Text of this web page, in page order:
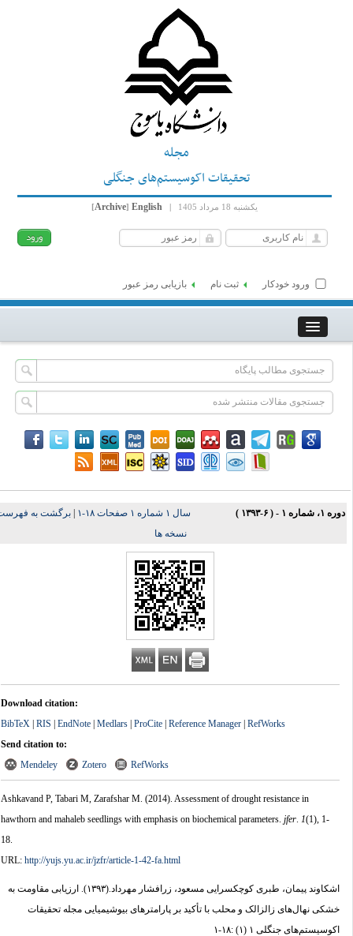
مجله
تحقیقات اکوسیستم‌های جنگلی
یکشنبه 18 مرداد 1405 |
English
[Archive]
ورود خودکار ثبت نام بازیابی رمز عبور
۱، شماره ۱ - ( ۶-۱۳۹۳ ) سال ۱ شماره ۱ صفحات ۱۸-۱ |برگشت به فهرست
نسخه ها
Download citation:
BibTeX|RIS|EndNote|Medlars|ProCite|Reference Manager|RefWorks
Send citation to:
Mendeley
Zotero RefWorks
Ashkavand P, Tabari M, Zarafshar M.(2014).Assessment of drought resistance in
hawthorn and mahaleb seedlings with emphasis on biochemical parameters.jfer.1(1), 1-
18.
URL:http://yujs.yu.ac.ir/jzfr/article-1-42-fa.html
اشکاوند پیمان، طبری کوچکسرایی مسعود، زرافشار مهرداد.(۱۳۹۳).
ارزیابی مقاومت به
خشکی نهال‌های زالزالک و محلب با تأکید بر پارامترهای بیوشیمیایی مجله تحقیقات
اکوسیستم‌های جنگلی ۱ (۱) :۱۸-۱